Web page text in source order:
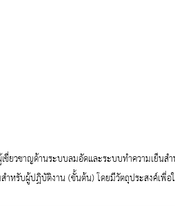
วชาญด้านระบบลมอัดและระบบทำความเย็นสำ
ำหรับผู้ปฏิบัติงาน (ขั้นต้น) โดยมีวัตถุประสงค์เพื่